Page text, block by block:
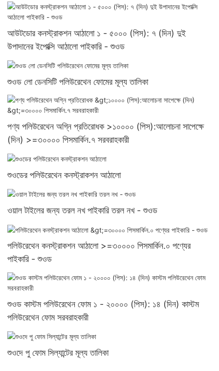
আউটডোর কনস্ট্রাকশন আঠালো ১ - ৫০০০ (পিস): ৭ (দিন) দুই
উপাদানের ইপোক্সি আঠালো পাইকারি - শুওড
শুওড লো ডেনসিটি পলিউরেথেন ফোমের মূল্য তালিকা
পণ্য পলিউরেথেন অগ্নি প্রতিরোধক >১০০০০ (পিস):আলোচনা সাপেক্ষে
(দিন) >=৩০০০০ পিসমার্কিন.৭ সরবরাহকারী
শুওডের পলিউরেথেন কনস্ট্রাকশন আঠালো
ওয়াল টাইলের জন্য তরল নখ পাইকারি তরল নখ - শুওড
পলিউরেথেন কনস্ট্রাকশন আঠালো >=৩০০০০ পিসমার্কিন.০ পণ্যের
পাইকারি - শুওড
শুওড কাস্টম পলিউরেথেন ফোম ১ - ২০০০০ (পিস): ১৪ (দিন) কাস্টম
পলিউরেথেন ফোম সরবরাহকারী
শুওদে পু ফোম সিল্যান্টের মূল্য তালিকা